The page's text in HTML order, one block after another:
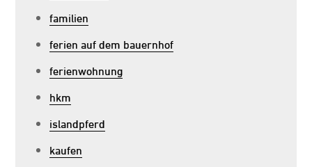
familien
ferien auf dem bauernhof
ferienwohnung
hkm
islandpferd
kaufen